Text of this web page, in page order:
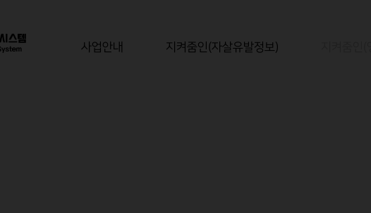
사업안내 지켜줌인(자살유발정보)